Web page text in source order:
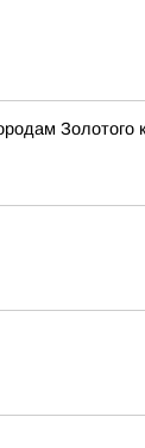
Золотого